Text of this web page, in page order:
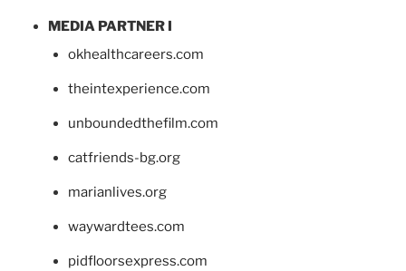
MEDIA PARTNER I
okhealthcareers.com
theintexperience.com
unboundedthefilm.com
catfriends-bg.org
marianlives.org
waywardtees.com
pidfloorsexpress.com